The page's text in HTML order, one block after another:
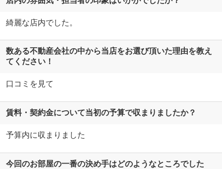
綺麗な店内でした。
数ある不動産会社の中から当店をお選び頂いた理由を教え
てください！
口コミを見て
賃料・契約金について当初の予算で収まりましたか？
予算内に収まりました
今回のお部屋の一番の決め手はどのようなところでした